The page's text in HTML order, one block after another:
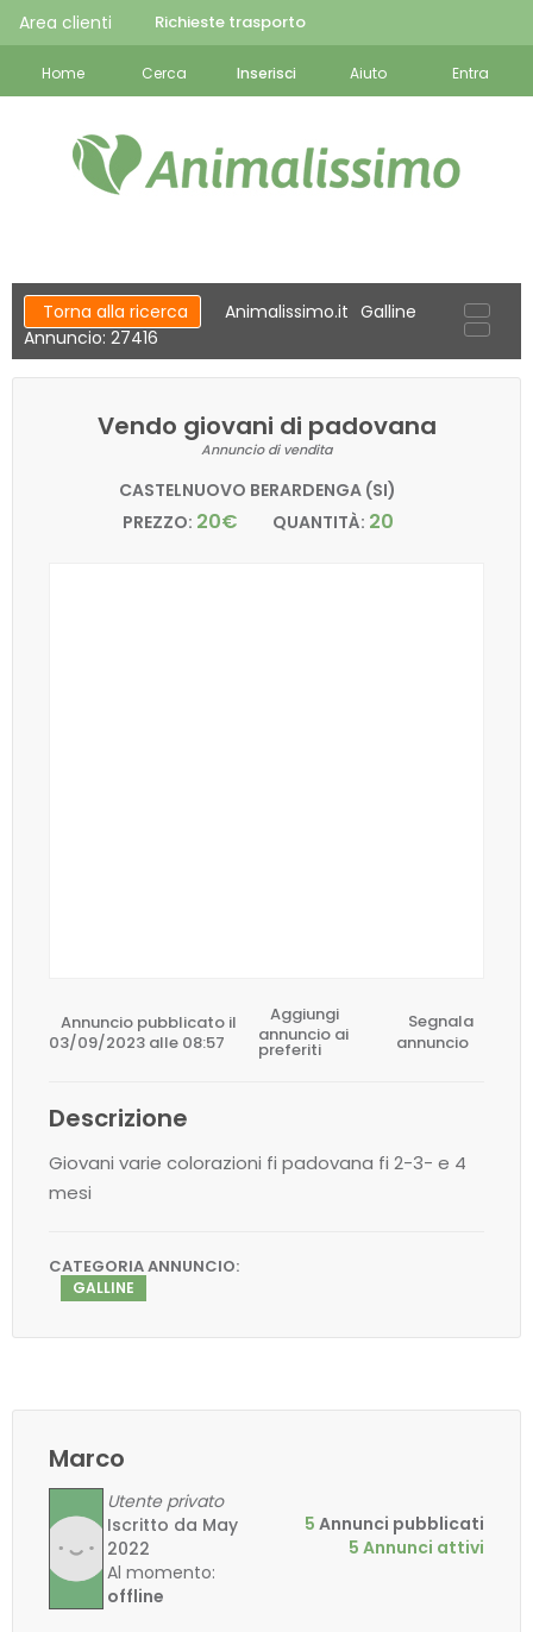
Area clienti Richieste trasporto
Home Cerca Inserisci Aiuto Entra
Torna alla ricerca Animalissimo.it Galline
Annuncio: 27416
Vendo giovani di padovana
Annuncio di vendita
CASTELNUOVO BERARDENGA (SI)
PREZZO: 20€ QUANTITÀ: 20
Annuncio pubblicato il
03/09/2023 alle 08:57
Aggiungi
annuncio ai
preferiti
Segnala
annuncio
Descrizione
Giovani varie colorazioni fi padovana fi 2-3- e 4
mesi
CATEGORIA ANNUNCIO:
GALLINE
Marco
Utente privato
Iscritto da May
2022
Al momento:
offline
5 Annunci pubblicati
5 Annunci attivi